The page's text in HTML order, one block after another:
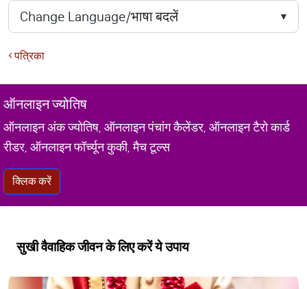
पत्रिका
ऑनलाइन ज्योतिष
ऑनलाइन अंक ज्योतिष, ऑनलाइन पंचांग कैलेंडर, ऑनलाइन टैरो कार्ड
रीडर, ऑनलाइन फॉर्च्यून कुकी, मैच टूल्स
क्लिक करें
सुखी वैवाहिक जीवन के लिए करें ये उपाय